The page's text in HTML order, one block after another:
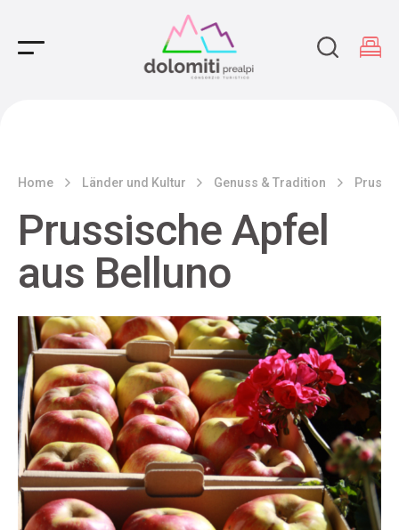
Main Navigation
Home Länder und Kultur Genuss & Tradition
Prussische Apfel
aus Belluno